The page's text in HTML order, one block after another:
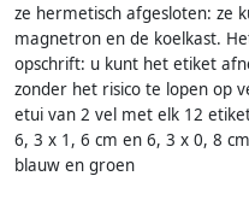
ze hermetisch afgesloten: ze
magnetron en de koelkast.
opschrift: u kunt het etiket
zonder het risico te lopen op
etui van 2 vel met elk 12
6, 3 x 1, 6 cm en 6, 3 x 0, 8
blauw en groen